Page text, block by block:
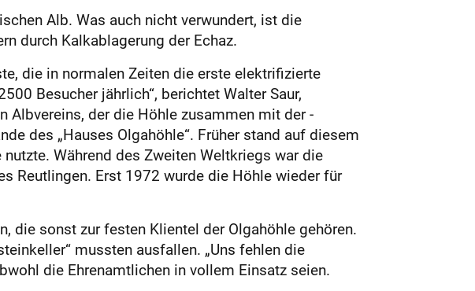
Alb. Was auch nicht verwundert, ist die
durch Kalkablagerung der Echaz.
die in normalen Zeiten die erste elektrifizierte
Besucher jährlich“, berichtet Walter Saur,
Albvereins, der die Höhle zusammen mit der
des „Hauses Olgahöhle“. Früher stand auf diesem
Während des Zweiten Weltkriegs war die
Reutlingen. Erst 1972 wurde die Höhle wieder für
die sonst zur festen Klientel der Olgahöhle gehören.
mussten ausfallen. „Uns fehlen die
die Ehrenamtlichen in vollem Einsatz seien.